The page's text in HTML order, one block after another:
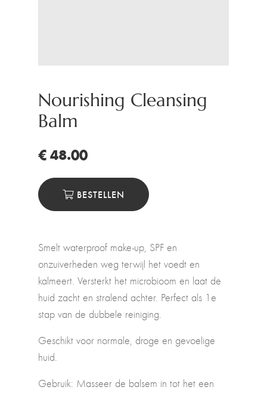
Nourishing Cleansing
Balm
€ 48.00
BESTELLEN
Smelt waterproof make-up, SPF en
onzuiverheden weg terwijl het voedt en
kalmeert. Versterkt het microbioom en laat de
huid zacht en stralend achter. Perfect als 1e
stap van de dubbele reiniging.
Geschikt voor normale, droge en gevoelige
huid.
Gebruik: Masseer de balsem in tot het een